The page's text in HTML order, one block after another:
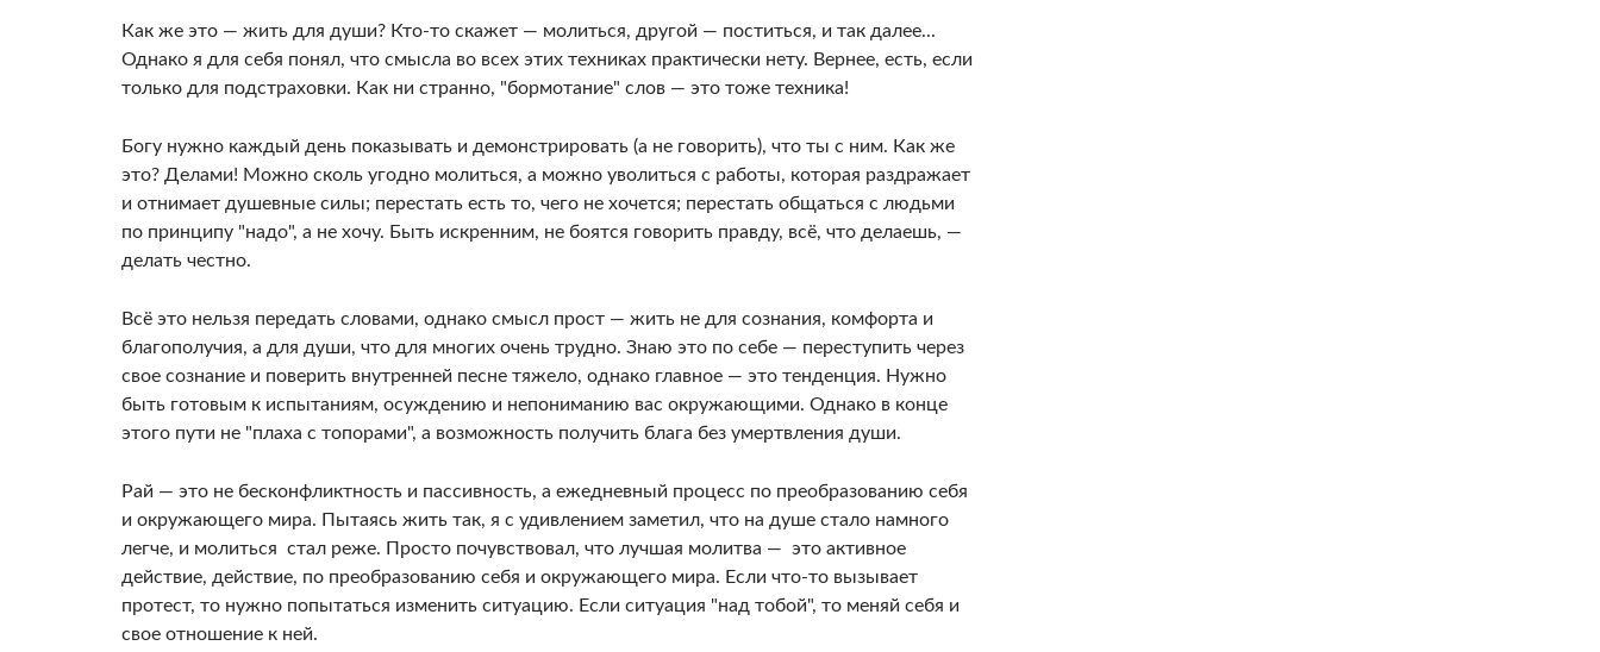
Как же это — жить для души? Кто-то скажет — молиться, другой — поститься, и так далее...
Однако я для себя понял, что смысла во всех этих техниках практически нету. Вернее, есть, если
только для подстраховки. Как ни странно, "бормотание" слов — это тоже техника!
Богу нужно каждый день показывать и демонстрировать (а не говорить), что ты с ним. Как же
это? Делами! Можно сколь угодно молиться, а можно уволиться с работы, которая раздражает
и отнимает душевные силы; перестать есть то, чего не хочется; перестать общаться с людьми
по принципу "надо", а не хочу. Быть искренним, не боятся говорить правду, всё, что делаешь, —
делать честно.
Всё это нельзя передать словами, однако смысл прост — жить не для сознания, комфорта и
благополучия, а для души, что для многих очень трудно. Знаю это по себе — переступить через
свое сознание и поверить внутренней песне тяжело, однако главное — это тенденция. Нужно
быть готовым к испытаниям, осуждению и непониманию вас окружающими. Однако в конце
этого пути не "плаха с топорами", а возможность получить блага без умертвления души.
Рай — это не бесконфликтность и пассивность, а ежедневный процесс по преобразованию себя
и окружающего мира. Пытаясь жить так, я с удивлением заметил, что на душе стало намного
легче, и молиться стал реже. Просто почувствовал, что лучшая молитва — это активное
действие, действие, по преобразованию себя и окружающего мира. Если что-то вызывает
протест, то нужно попытаться изменить ситуацию. Если ситуация "над тобой", то меняй себя и
свое отношение к ней.